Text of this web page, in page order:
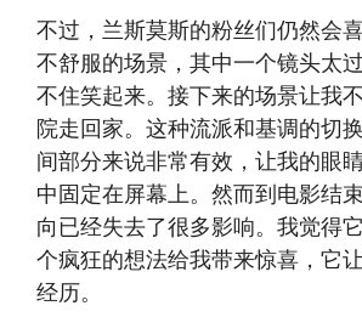
不过，兰斯莫斯的粉丝们仍然会喜
不舒服的场景，其中一个镜头太
不住笑起来。接下来的场景让我
院走回家。这种流派和基调的切
间部分来说非常有效，让我的眼
中固定在屏幕上。然而到电影结
向已经失去了很多影响。我觉得
个疯狂的想法给我带来惊喜，它
经历。